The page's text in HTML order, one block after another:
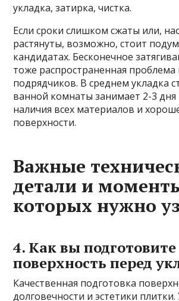
укладка, затирка, чистка.
Если сроки слишком сжаты или,
растянуты, возможно, стоит
кандидатах. Бесконечное
тоже распространенная проблема
подрядчиков. В среднем укладка
ванной комнаты занимает 2-3 дня
наличия всех материалов и
поверхности.
Важные
детали и
которых нужно
4. Как вы подготовите
поверхность перед
Качественная подготовка
долговечности и эстетики